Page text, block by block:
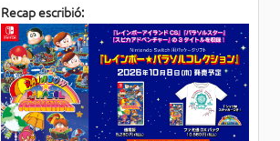
Recap escribió: